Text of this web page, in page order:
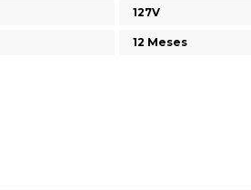
127V
12 Meses